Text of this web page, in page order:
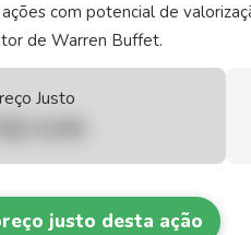
com potencial de
de Warren Buffet.
Justo
justo desta ação